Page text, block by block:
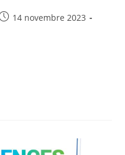
14 novembre 2023